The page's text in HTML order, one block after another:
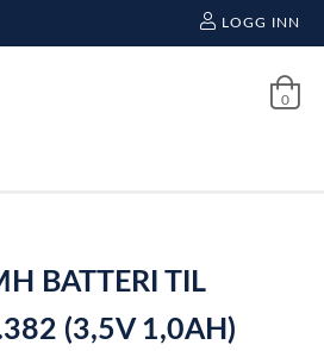
LOGG INN
0
BATTERI TIL
(3,5V 1,0AH)